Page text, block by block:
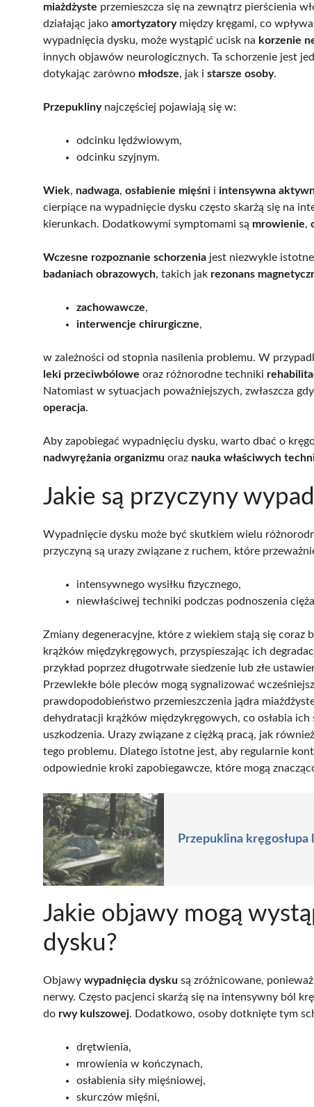
miażdżyste przemieszcza się na zewnątrz pierścienia
działając jako amortyzatorymiędzy kręgami, co
wypadnięcia dysku, może wystąpić ucisk na korzenie
innych objawów neurologicznych. Ta schorzenie jest
dotykając zarówno młodsze, jak i starsze osoby.
Przepuklinynajczęściej pojawiają się w:
odcinku lędźwiowym,
odcinku szyjnym.
Wiek, nadwaga, osłabienie mięśni i intensywna
cierpiące na wypadnięcie dysku często skarżą się na
kierunkach. Dodatkowymi symptomami są mrowienie,
Wczesne rozpoznanie schorzenia jest niezwykle
badaniach obrazowych, takich jak rezonans
zachowawcze,
interwencje chirurgiczne,
w zależności od stopnia nasilenia problemu. W
leki przeciwbólowe oraz różnorodne techniki
Natomiast w sytuacjach poważniejszych, zwłaszcza
operacja.
Aby zapobiegać wypadnięciu dysku, warto dbać o
nadwyrężania organizmu oraz nauka właściwych
Jakie są przyczyny
Wypadnięcie dysku może być skutkiem wielu
przyczyną są urazy związane z ruchem, które
intensywnego wysiłku fizycznego,
niewłaściwej techniki podczas podnoszenia
Zmiany degeneracyjne, które z wiekiem stają się
krążków międzykręgowych, przyspieszając ich
przykład poprzez długotrwałe siedzenie lub złe
Przewlekłe bóle pleców mogą sygnalizować
prawdopodobieństwo przemieszczenia jądra
dehydratacji krążków międzykręgowych, co osłabia
uszkodzenia. Urazy związane z ciężką pracą, jak
tego problemu. Dlatego istotne jest, aby regularnie
odpowiednie kroki zapobiegawcze, które mogą
Przepuklina
Jakie objawy mogą
dysku?
Objawy wypadnięcia dysku są zróżnicowane,
nerwy. Często pacjenci skarżą się na intensywny ból
do rwy kulszowej. Dodatkowo, osoby dotknięte tym
drętwienia,
mrowienia w kończynach,
osłabienia siły mięśniowej,
skurczów mięśni,